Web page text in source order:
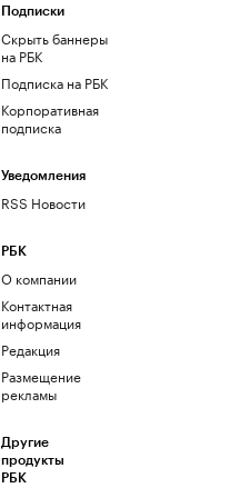
Подписки
Скрыть баннеры
на РБК
Подписка на РБК
Корпоративная
подписка
Уведомления
RSS Новости
РБК
О компании
Контактная
информация
Редакция
Размещение
рекламы
Другие
продукты
РБК